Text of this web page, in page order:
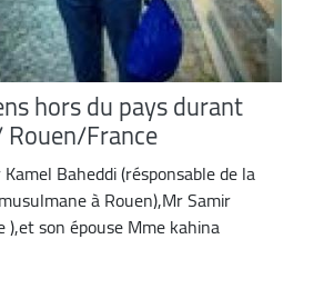
hors du pays durant
France
Baheddi (résponsable de la
à Rouen),Mr Samir
),et son épouse Mme kahina